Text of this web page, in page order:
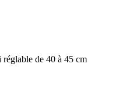
de 40 à 45 cm